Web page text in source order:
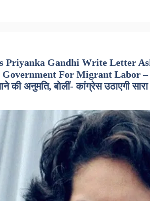
Priyanka Gandhi Write Letter
For Migrant Labor –
की अनुमति, बोलीं- कांग्रेस उठाएगी सारा